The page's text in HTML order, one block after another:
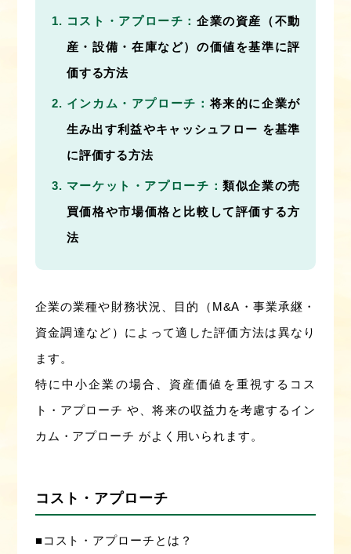
コスト・アプローチ： 企業の資産（不動
産・設備・在庫など）の価値を基準に評
価する方法
インカム・アプローチ：将来的に企業が
生み出す利益やキャッシュフロー を基準
に評価する方法
マーケット・アプローチ：類似企業の売
買価格や市場価格と比較して評価する方
法
企業の業種や財務状況、目的（M&A・事業承継・
資金調達など）によって適した評価方法は異なり
ます。
特に中小企業の場合、資産価値を重視するコス
ト・アプローチ や、将来の収益力を考慮するイン
カム・アプローチ がよく用いられます。
コスト・アプローチ
■コスト・アプローチとは？